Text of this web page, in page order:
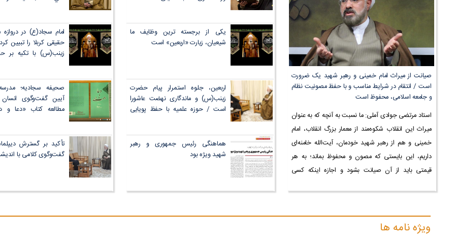
صیانت از میراث امام خمینی و رهبر شهید یک ضرورت
است / انتقام در شرایط مناسب و با حفظ مصونیت نظام
و جامعه اسلامی، محفوظ است
استاد مرتضی جوادی آملی: ما نسبت به آنچه که به عنوان
میراث این انقلاب شکوه‌مند از معمار بزرگ انقلاب، امام
خمینی و هم از رهبر شهید خودمان، آیت‌الله خامنه‌ای
داریم، این بایستی که مصون و محفوظ بماند؛ به هر
قیمتی باید از آن صیانت بشود و اجازه اینکه کسی
یکی از برجسته ترین وظایف ما
شیعیان، زیارت «اربعین» است
اربعین، جلوه استمرار پیام حضرت
زینب(س) و ماندگاری نهضت عاشورا
است / حوزه علمیه با حفظ پویایی
هماهنگی رئیس جمهوری و رهبر
شهید ویژه بود
آسیب بزند
امام سجاد(ع) در دروازه
حقیقی کربلا را تبیین
زینب(س) با تکیه بر
پاسداری...
صحیفه سجادیه؛
آیین گفت‌وگوی انسان
مطالعه کتاب «دعا و
تأکید بر گسترش
گفت‌وگوی کلامی با
ویژه نامه ها